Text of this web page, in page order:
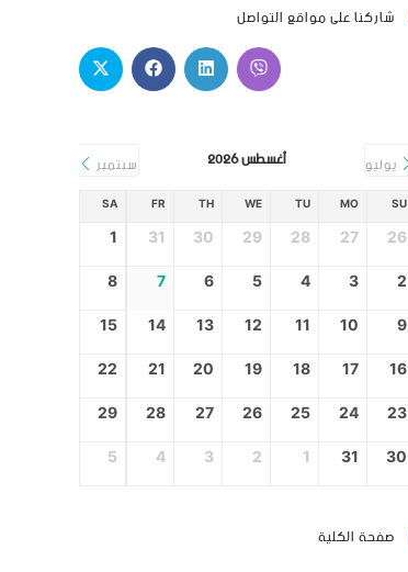
شاركنا على مواقع التواصل
يوليو أغسطس 2026 سبتمبر
SU
MO
TU
WE
TH
FR
SA
26
27
28
29
30
31
1
2
3
4
5
6
7
8
9
10
11
12
13
14
15
16
17
18
19
20
21
22
23
24
25
26
27
28
29
30
31
1
2
3
4
5
صفحة الكلية